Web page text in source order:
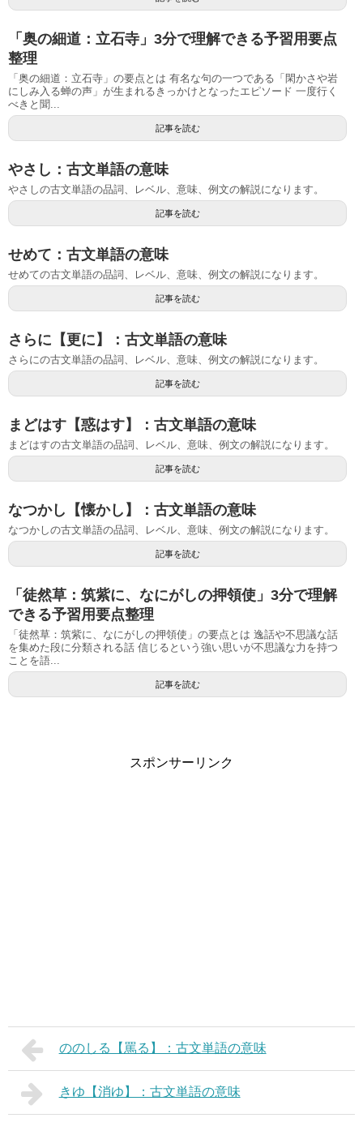
「奥の細道：立石寺」3分で理解できる予習用要点
整理
「奥の細道：立石寺」の要点とは 有名な句の一つである「閑かさや岩
にしみ入る蝉の声」が生まれるきっかけとなったエピソード 一度行く
べきと聞...
記事を読む
やさし：古文単語の意味
やさしの古文単語の品詞、レベル、意味、例文の解説になります。
記事を読む
せめて：古文単語の意味
せめての古文単語の品詞、レベル、意味、例文の解説になります。
記事を読む
さらに【更に】：古文単語の意味
さらにの古文単語の品詞、レベル、意味、例文の解説になります。
記事を読む
まどはす【惑はす】：古文単語の意味
まどはすの古文単語の品詞、レベル、意味、例文の解説になります。
記事を読む
なつかし【懐かし】：古文単語の意味
なつかしの古文単語の品詞、レベル、意味、例文の解説になります。
記事を読む
「徒然草：筑紫に、なにがしの押領使」3分で理解
できる予習用要点整理
「徒然草：筑紫に、なにがしの押領使」の要点とは 逸話や不思議な話
を集めた段に分類される話 信じるという強い思いが不思議な力を持つ
ことを語...
記事を読む
スポンサーリンク
ののしる【罵る】：古文単語の意味
きゆ【消ゆ】：古文単語の意味